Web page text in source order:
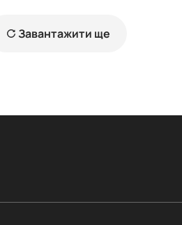
Завантажити ще